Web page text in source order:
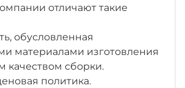
отличают такие
обусловленная
материалами изготовления
качеством сборки.
политика.